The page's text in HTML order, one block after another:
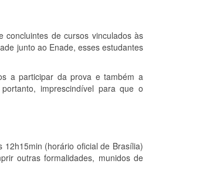
concluintes de cursos vinculados às
junto ao Enade, esses estudantes
a participar da prova e também a
imprescindível para que o
(horário oficial de Brasília)
outras formalidades, munidos de